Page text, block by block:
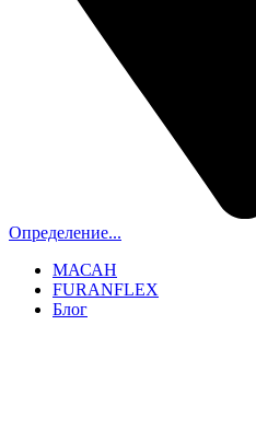
Определение...
МАСАН
FURANFLEX
Блог